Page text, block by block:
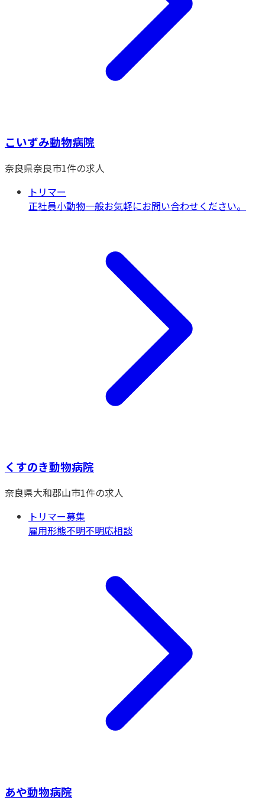
こいずみ動物病院
奈良県奈良市1件の求人
トリマー
正社員小動物一般お気軽にお問い合わせください。
くすのき動物病院
奈良県大和郡山市1件の求人
トリマー募集
雇用形態不明不明応相談
あや動物病院